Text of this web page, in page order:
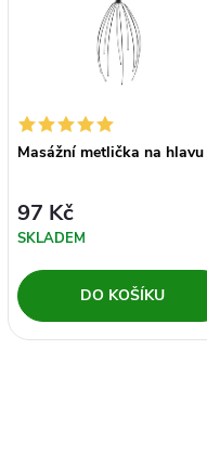
Masážní metlička na hlavu
97 Kč
SKLADEM
DO KOŠÍKU